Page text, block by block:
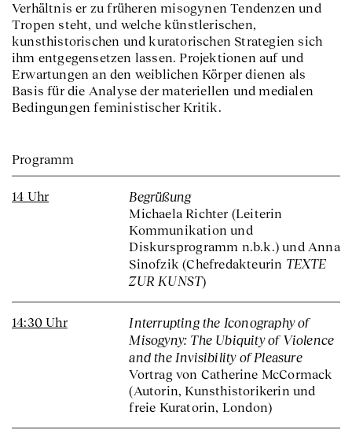
Verhältnis er zu früheren misogynen Tendenzen und
Tropen steht, und welche künstlerischen,
kunsthistorischen und kuratorischen Strategien sich
ihm entgegensetzen lassen. Projektionen auf und
Erwartungen an den weiblichen Körper dienen als
Basis für die Analyse der materiellen und medialen
Bedingungen feministischer Kritik.
Programm
14 Uhr Begrüßung
Michaela Richter (Leiterin
Kommunikation und
Diskursprogramm n.b.k.) und Anna
Sinofzik (Chefredakteurin TEXTE
ZUR KUNST)
14:30 Uhr
Interrupting the Iconography of
Misogyny: The Ubiquity of Violence
and the Invisibility of Pleasure
Vortrag von Catherine McCormack
(Autorin, Kunsthistorikerin und
freie Kuratorin, London)